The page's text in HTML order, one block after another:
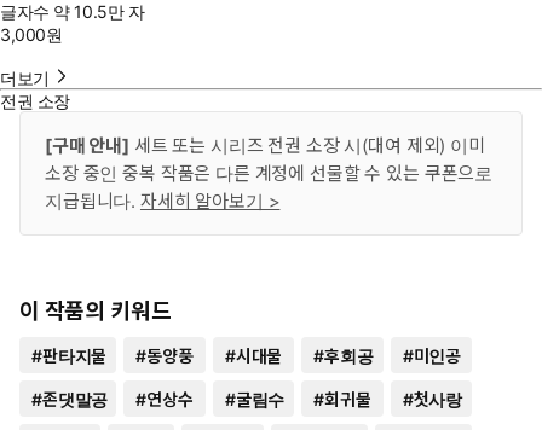
글자수 약 10.5만 자
3,000원
더보기
전권 소장
[구매 안내] 세트 또는 시리즈 전권 소장 시(대여 제외) 이미
소장 중인 중복 작품은 다른 계정에 선물할 수 있는 쿠폰으로
지급됩니다. 자세히 알아보기 >
이 작품의 키워드
#판타지물 #동양풍 #시대물 #후회공 #미인공
#존댓말공 #연상수 #굴림수 #회귀물 #첫사랑